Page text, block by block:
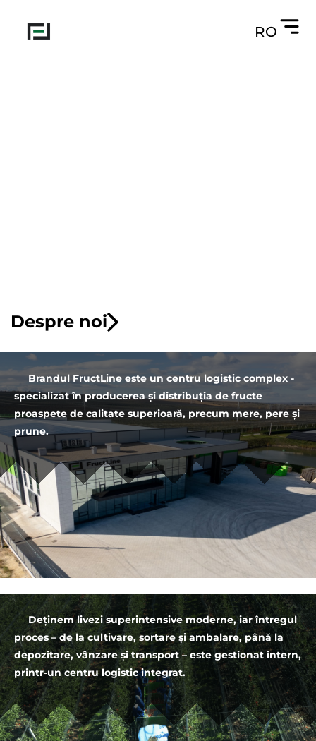
RO
Despre noi
Brandul FructLine este un centru logistic complex -
specializat în producerea și distribuția de fructe
proaspete de calitate superioară, precum mere, pere și
prune.
Deținem livezi superintensive moderne, iar întregul
proces – de la cultivare, sortare și ambalare, până la
depozitare, vânzare și transport – este gestionat intern,
printr-un centru logistic integrat.